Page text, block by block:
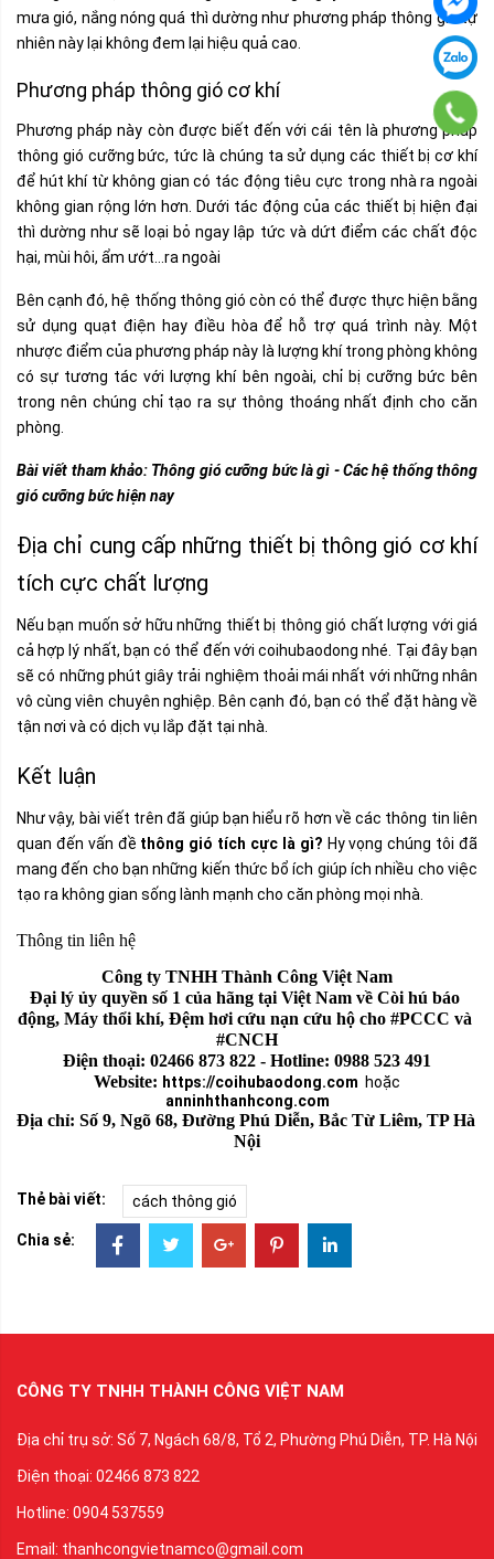
mưa gió, nắng nóng quá thì dường như phương pháp thông gió tự
nhiên này lại không đem lại hiệu quả cao.
Phương pháp thông gió cơ khí
Phương pháp này còn được biết đến với cái tên là phương pháp
thông gió cưỡng bức, tức là chúng ta sử dụng các thiết bị cơ khí
để hút khí từ không gian có tác động tiêu cực trong nhà ra ngoài
không gian rộng lớn hơn. Dưới tác động của các thiết bị hiện đại
thì dường như sẽ loại bỏ ngay lập tức và dứt điểm các chất độc
hại, mùi hôi, ẩm ướt…ra ngoài
Bên cạnh đó, hệ thống thông gió còn có thể được thực hiện bằng
sử dụng quạt điện hay điều hòa để hỗ trợ quá trình này. Một
nhược điểm của phương pháp này là lượng khí trong phòng không
có sự tương tác với lượng khí bên ngoài, chỉ bị cưỡng bức bên
trong nên chúng chỉ tạo ra sự thông thoáng nhất định cho căn
phòng.
Bài viết tham khảo: Thông gió cưỡng bức là gì - Các hệ thống thông
gió cưỡng bức hiện nay
Địa chỉ cung cấp những thiết bị thông gió cơ khí
tích cực chất lượng
Nếu bạn muốn sở hữu những thiết bị thông gió chất lượng với giá
cả hợp lý nhất, bạn có thể đến với coihubaodong nhé. Tại đây bạn
sẽ có những phút giây trải nghiệm thoải mái nhất với những nhân
vô cùng viên chuyên nghiệp. Bên cạnh đó, bạn có thể đặt hàng về
tận nơi và có dịch vụ lắp đặt tại nhà.
Kết luận
Như vậy, bài viết trên đã giúp bạn hiểu rõ hơn về các thông tin liên
quan đến vấn đề thông gió tích cực là gì? Hy vọng chúng tôi đã
mang đến cho bạn những kiến thức bổ ích giúp ích nhiều cho việc
tạo ra không gian sống lành mạnh cho căn phòng mọi nhà.
Thông tin liên hệ
Công ty TNHH Thành Công Việt Nam
Đại lý ủy quyền số 1 của hãng tại Việt Nam về Còi hú báo
động, Máy thổi khí, Đệm hơi cứu nạn cứu hộ cho #PCCC và
#CNCH
Điện thoại: 02466 873 822 - Hotline: 0988 523 491
Website: https://coihubaodong.com hoặc
anninhthanhcong.com
Địa chỉ: Số 9, Ngõ 68, Đường Phú Diễn, Bắc Từ Liêm, TP Hà
Nội
Thẻ bài viết: cách thông gió
Chia sẻ:
CÔNG TY TNHH THÀNH CÔNG VIỆT NAM
Địa chỉ trụ sở: Số 7, Ngách 68/8, Tổ 2, Phường Phú Diễn, TP. Hà Nội
Điện thoại: 02466 873 822
Hotline: 0904 537559
Email: thanhcongvietnamco@gmail.com